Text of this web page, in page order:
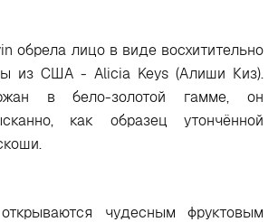
обрела лицо в виде восхитительно
из США - Alicia Keys (Алиши Киз).
в бело-золотой гамме, он
как образец утончённой
чудесным фруктовым